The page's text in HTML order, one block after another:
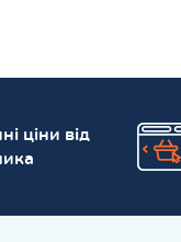
ціни від